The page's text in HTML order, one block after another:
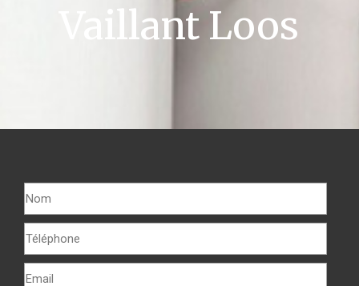
Vaillant Loos